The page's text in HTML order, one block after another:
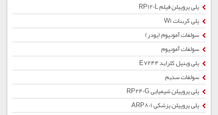
پلی پروپیلن فیلم RP120L
پلی کربنات W1
سولفات آمونیوم (پودر)
سولفات آمونیوم
پلی وینیل کلراید E7244
سولفات سدیم
پلی پروپیلن شیمیایی RP240G
پلی پروپیلن پزشکی ARP801